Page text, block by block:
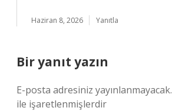
Haziran 8, 2026 Yanıtla
Bir yanıt yazın
E-posta adresiniz yayınlanmayacak.
ile işaretlenmişlerdir